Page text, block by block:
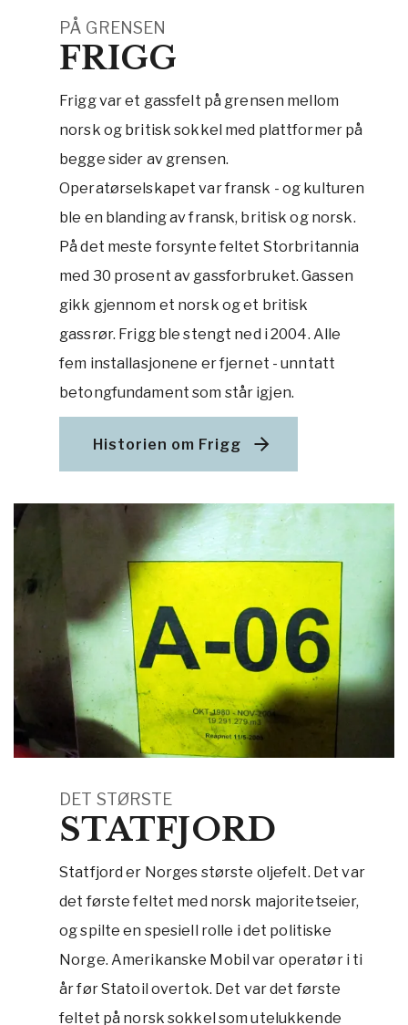
PÅ GRENSEN
FRIGG
Frigg var et gassfelt på grensen mellom
norsk og britisk sokkel med plattformer på
begge sider av grensen.
Operatørselskapet var fransk - og kulturen
ble en blanding av fransk, britisk og norsk.
På det meste forsynte feltet Storbritannia
med 30 prosent av gassforbruket. Gassen
gikk gjennom et norsk og et britisk
gassrør. Frigg ble stengt ned i 2004. Alle
fem installasjonene er fjernet - unntatt
betongfundament som står igjen.
Historien om Frigg
DET STØRSTE
STATFJORD
Statfjord er Norges største oljefelt. Det var
det første feltet med norsk majoritetseier,
og spilte en spesiell rolle i det politiske
Norge. Amerikanske Mobil var operatør i ti
år før Statoil overtok. Det var det første
feltet på norsk sokkel som utelukkende